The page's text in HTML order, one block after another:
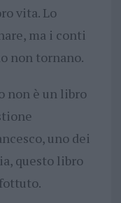
vita. Lo
ma i conti
non tornano.
non è un libro
uno dei
questo libro